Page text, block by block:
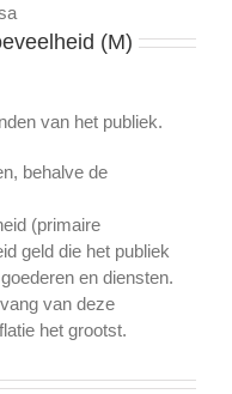
(M)
van het publiek.
behalve de
(primaire
geld die het publiek
en diensten.
van deze
het grootst.